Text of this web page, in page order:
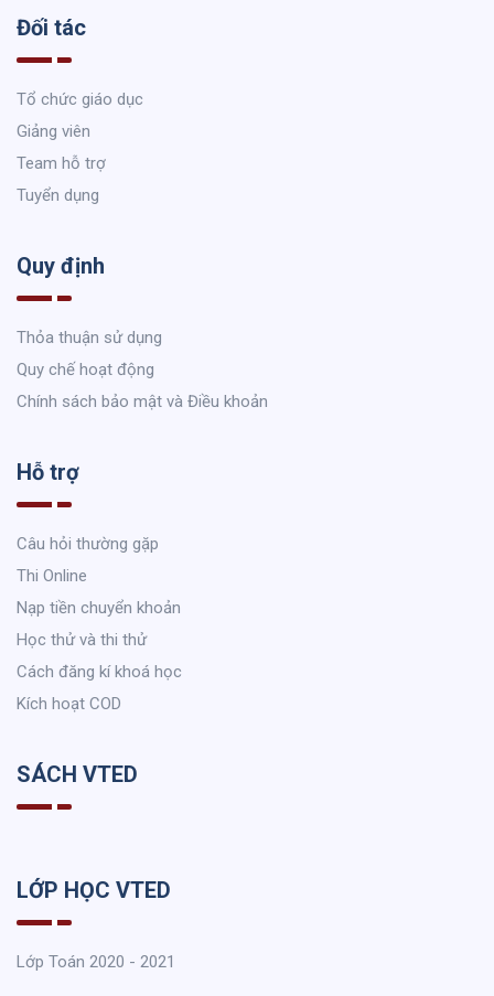
Đối tác
Tổ chức giáo dục
Giảng viên
Team hỗ trợ
Tuyển dụng
Quy định
Thỏa thuận sử dụng
Quy chế hoạt động
Chính sách bảo mật và Điều khoản
Hỗ trợ
Câu hỏi thường gặp
Thi Online
Nạp tiền chuyển khoản
Học thử và thi thử
Cách đăng kí khoá học
Kích hoạt COD
SÁCH VTED
LỚP HỌC VTED
Lớp Toán 2020 - 2021